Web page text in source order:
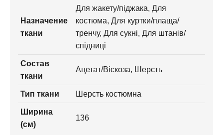
Назначение
ткани
Для жакету/піджака, Для
костюма, Для куртки/плаща/
тренчу, Для сукні, Для штанів/
спідниці
Состав
ткани
Ацетат/Віскоза, Шерсть
Тип ткани Шерсть костюмна
Ширина
(см)
136